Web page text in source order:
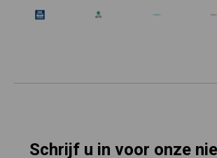
Schrijf u in voor onze